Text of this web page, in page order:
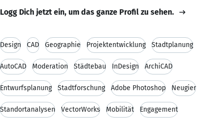
Logg Dich jetzt ein, um das ganze Profil zu sehen.
Design CAD Geographie Projektentwicklung Stadtplanung
AutoCAD Moderation Städtebau InDesign ArchiCAD
Entwurfsplanung Stadtforschung Adobe Photoshop Neugier
Standortanalysen VectorWorks Mobilität Engagement